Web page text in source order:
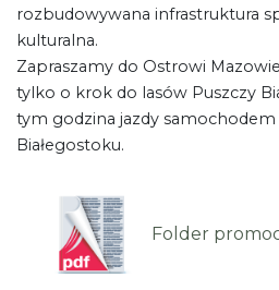
rozbudowywana infrastruktura
kulturalna.
Zapraszamy do Ostrowi
tylko o krok do lasów Puszczy
tym godzina jazdy samochodem
Białegostoku.
Folder